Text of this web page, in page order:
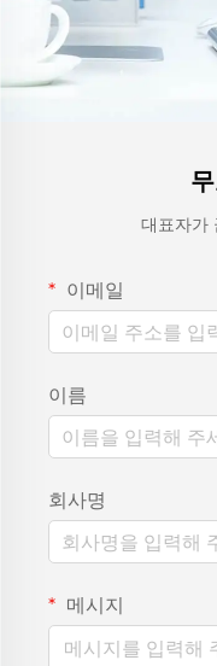
대표자가
이메일
이름
회사명
메시지